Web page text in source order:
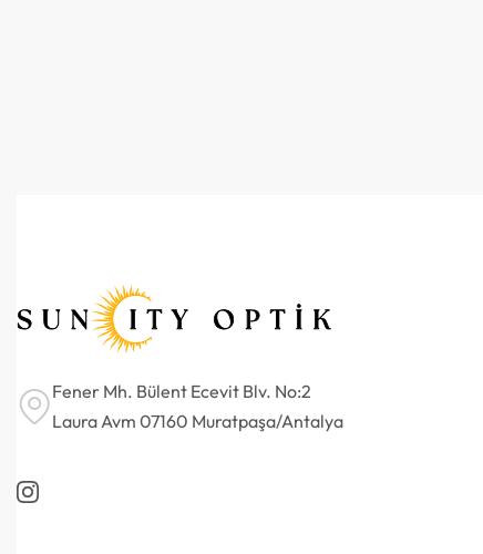
Fener Mh. Bülent Ecevit Blv. No:2
Laura Avm 07160 Muratpaşa/Antalya